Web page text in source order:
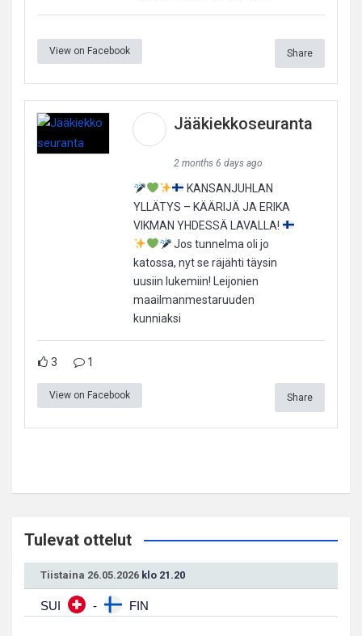
View on Facebook Share
Jääkiekkoseuranta
2 months 6 days ago
KANSANJUHLAN
YLLÄTYS – KÄÄRIJÄ JA ERIKA
VIKMAN YHDESSÄ LAVALLA!
Jos tunnelma oli jo
katossa, nyt se räjähti täysin
uusiin lukemiin! Leijonien
maailmanmestaruuden
kunniaksi
3 1
View on Facebook Share
Tulevat ottelut
Tiistaina 26.05.2026 klo 21.20
SUI - FIN